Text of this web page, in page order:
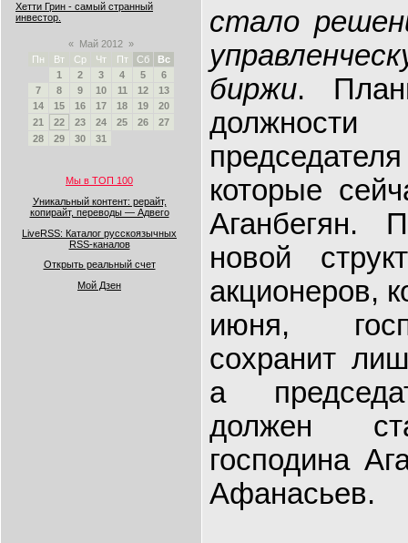
Хетти Грин - самый странный
инвестор.
« Май 2012 »
Пн
Вт Ср Чт Пт Сб
Вс
1
2 3 4 5
6
7
8 9 10 11 12
13
14
15 16 17 18 19
20
21
22 23 24 25 26
27
28
29 30 31
Мы в ТОП 100
Уникальный контент: рерайт,
копирайт, переводы — Адвего
LiveRSS: Каталог русскоязычных
RSS-каналов
Открыть реальный счет
Мой Дзен
стало
биржи.
которые
Аганбегян.
новой
акционеров,
июня,
сохранит
а
должен
господина
Афанасьев.